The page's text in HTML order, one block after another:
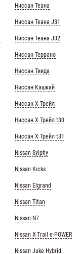
Ниссан Теана
Ниссан Теана J31
Ниссан Теана J32
Ниссан Террано
Ниссан Тиида
Ниссан Кашкай
Ниссан Х Трейл
Ниссан Х Трейл t30
Ниссан Х Трейл t31
Nissan Sylphy
Nissan Kicks
Nissan Elgrand
Nissan Titan
Nissan N7
Nissan X-Trail e-POWER
Nissan Juke Hybrid